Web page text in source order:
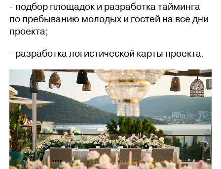
- подбор площадок и разработка тайминга
по пребыванию молодых и гостей на все дни
проекта;
- разработка логистической карты проекта.